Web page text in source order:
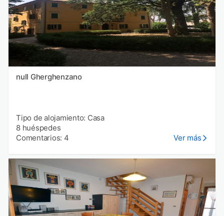
null Gherghenzano
Tipo de alojamiento: Casa
8 huéspedes
Comentarios: 4
Ver más